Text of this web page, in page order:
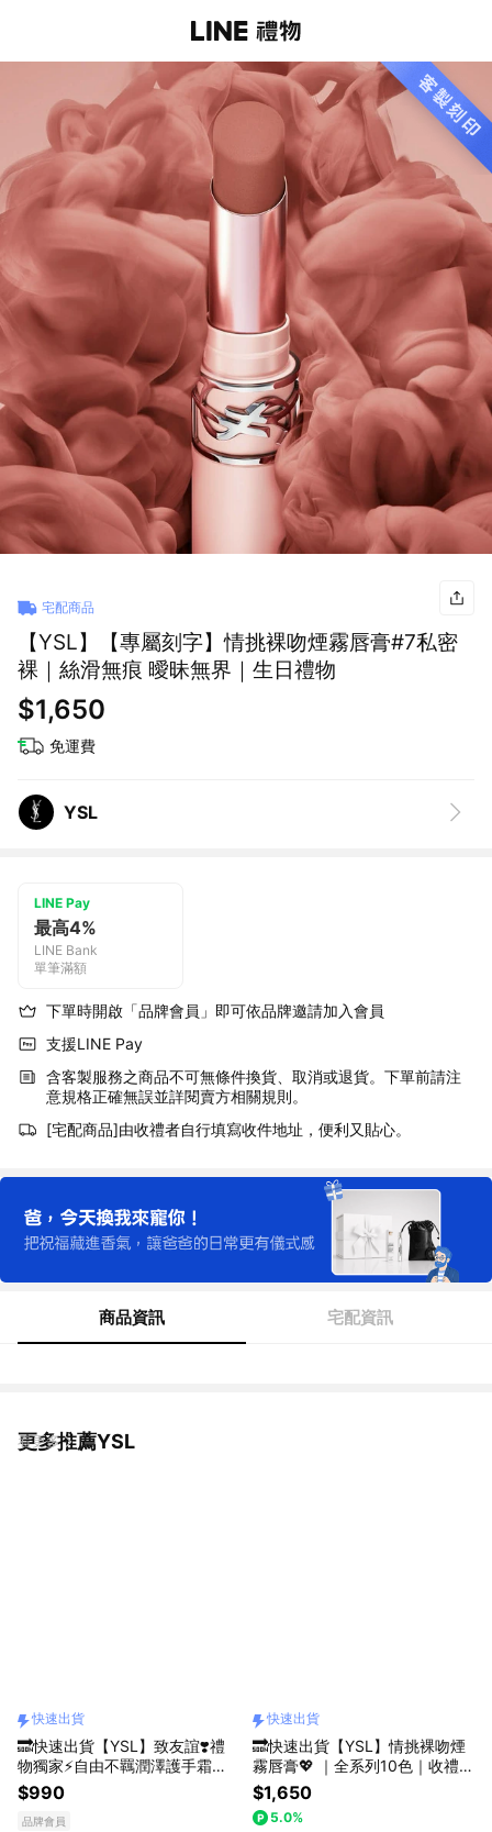
宅配商品
【YSL】【專屬刻字】情挑裸吻煙霧唇膏#7私密
裸｜絲滑無痕 曖昧無界｜生日禮物
$1,650
免運費
YSL
LINE Pay
最高4%
LINE Bank
單筆滿額
下單時開啟「品牌會員」即可依品牌邀請加入會員
支援LINE Pay
含客製服務之商品不可無條件換貨、取消或退貨。下單前請注
意規格正確無誤並詳閱賣方相關規則。
[宅配商品]由收禮者自行填寫收件地址，便利又貼心。
商品資訊 宅配資訊
更多推薦YSL
看更多
快速出貨
🔜快速出貨【YSL】致友誼❣️禮
物獨家⚡️自由不羈潤澤護手霜｜
限時享隨行香｜清新暖陽花草香
調｜馬鞭草x薰衣草x橙花｜畢業
禮物
$990
品牌會員
快速出貨
🔜快速出貨【YSL】情挑裸吻煙
霧唇膏💖 ｜全系列10色｜收禮者
自選色號｜絲滑無痕 曖昧無界｜
生日禮物
$1,650
5.0%